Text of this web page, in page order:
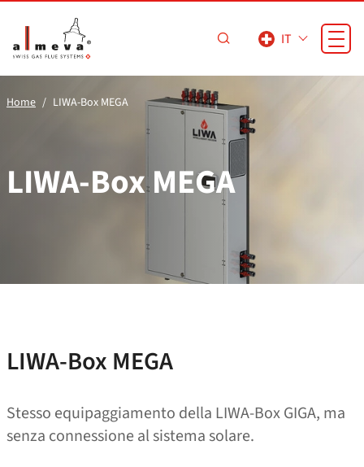
IT
Home LIWA-Box MEGA
LIWA-Box MEGA
LIWA-Box MEGA
Stesso equipaggiamento della LIWA-Box GIGA, ma
senza connessione al sistema solare.